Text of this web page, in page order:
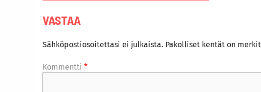
VASTAA
Sähköpostiosoitettasi ei julkaista. Pakolliset kentät on
Kommentti *